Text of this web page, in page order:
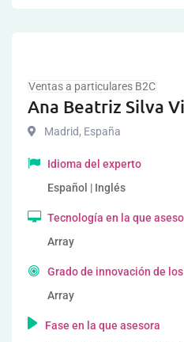
Ventas a particulares B2C
Ana Beatriz Silva
Madrid, España
Idioma del experto
Español | Inglés
Tecnología en la que
Array
Grado de innovación de
Array
Fase en la que asesora